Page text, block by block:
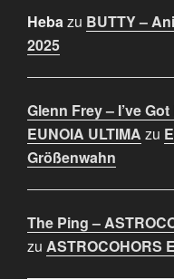
Hebazu BUTTY –
2025
Glenn Frey – I’ve
EUNOIA ULTIMA zu
Größenwahn
The Ping –
zu ASTROCOHORS